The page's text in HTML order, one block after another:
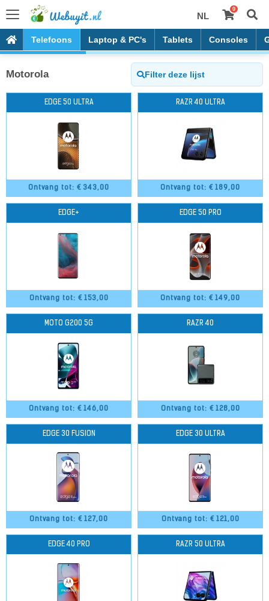
NL
0
Telefoons Laptop & PC's Tablets Consoles
Motorola
Ontvang tot: € 343,00
EDGE 50 ULTRA
Ontvang tot: € 189,00
RAZR 40 ULTRA
Ontvang tot: € 153,00
EDGE+
Ontvang tot: € 149,00
EDGE 50 PRO
Ontvang tot: € 146,00
MOTO G200 5G
Ontvang tot: € 128,00
RAZR 40
Ontvang tot: € 127,00
EDGE 30 FUSION
Ontvang tot: € 121,00
EDGE 30 ULTRA
EDGE 40 PRO RAZR 50 ULTRA